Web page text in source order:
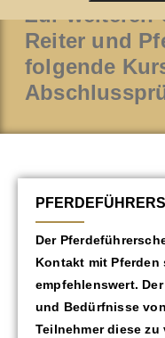
Zur weiteren
Reiter und
folgende
Der
Kontakt mit Pferden
empfehlenswert.
und Bedürfnisse
Teilnehmer diese